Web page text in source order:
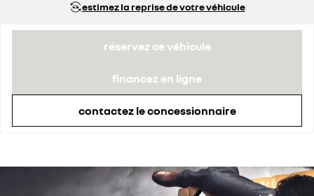
estimez la reprise de votre véhicule
réservez ce véhicule
financez en ligne
contactez le concessionnaire